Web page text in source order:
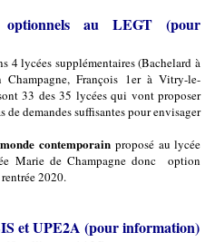
optionnels au LEGT (pour
4 lycées supplémentaires (Bachelard à
Champagne, François 1er à Vitry-le-
33 des 35 lycées qui vont proposer
de demandes suffisantes pour envisager
contemporain proposé au lycée
Marie de Champagne donc option
2020.
et UPE2A (pour information)